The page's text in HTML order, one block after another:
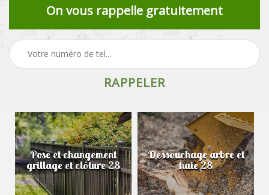
On vous rappelle gratuitement
Pose et changement
grillage et clôture 28
Dessouchage arbre et
haie 28